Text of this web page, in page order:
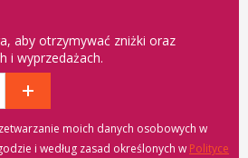
aby otrzymywać zniżki oraz
i wyprzedażach.
moich danych osobowych w
i według zasad określonych w Polityce